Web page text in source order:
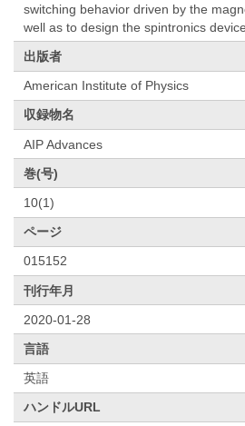
switching behavior driven by the
well as to design the spintronics
出版者
American Institute of Physics
収録物名
AIP Advances
巻(号)
10(1)
ページ
015152
刊行年月
2020-01-28
言語
英語
ハンドルURL